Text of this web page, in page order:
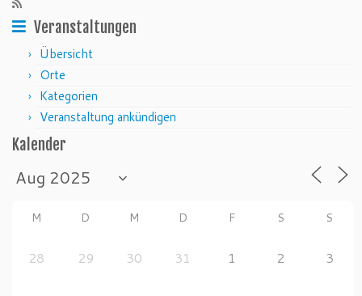
Veranstaltungen
Übersicht
Orte
Kategorien
Veranstaltung ankündigen
Kalender
M D M D F S S
28 29 30 31 1 2 3